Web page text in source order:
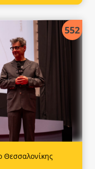
552
Θεσσαλονίκης